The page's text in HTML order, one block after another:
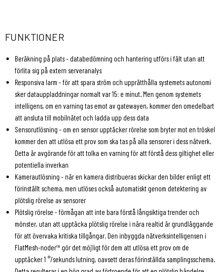
FUNKTIONER
Beräkning på plats - databedömning och hantering utförs i fält utan att
förlita sig på extern serveranalys
Responsiva larm - för att spara ström och upprätthålla systemets autonomi
sker datauppladdningar normalt var 15: e minut. Men genom systemets
intelligens, om en varning tas emot av gatewayen, kommer den omedelbart
att ansluta till mobilnätet och ladda upp dess data
Sensorutlösning - om en sensor upptäcker rörelse som bryter mot en tröskel
kommer den att utlösa ett prov som ska tas på alla sensorer i dess nätverk.
Detta är avgörande för att tolka en varning för att förstå dess giltighet eller
potentiella inverkan
Kamerautlösning - när en kamera distribueras skickar den bilder enligt ett
förinställt schema, men utlöses också automatiskt genom detektering av
plötslig rörelse av sensorer
Plötslig rörelse - förmågan att inte bara förstå långsiktiga trender och
mönster, utan att upptäcka plötslig rörelse i nära realtid är grundläggande
för att övervaka kritiska tillgångar. Den inbyggda nätverksintelligensen i
FlatMesh-noder™ gör det möjligt för dem att utlösa ett prov om de
upptäcker 1 °/sekunds lutning, oavsett deras förinställda samplingsschema.